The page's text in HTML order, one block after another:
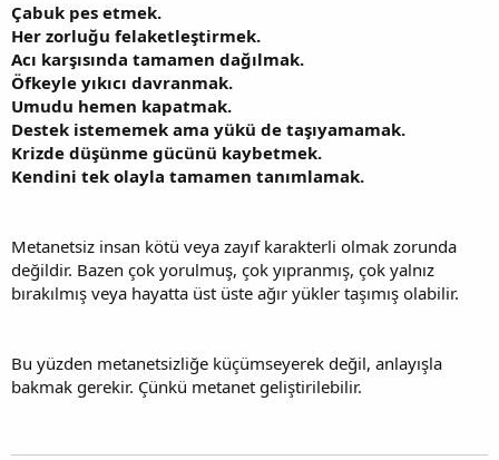
Çabuk pes etmek.
Her zorluğu felaketleştirmek.
Acı karşısında tamamen dağılmak.
Öfkeyle yıkıcı davranmak.
Umudu hemen kapatmak.
Destek istememek ama yükü de taşıyamamak.
Krizde düşünme gücünü kaybetmek.
Kendini tek olayla tamamen tanımlamak.
Metanetsiz insan kötü veya zayıf karakterli olmak zorunda
değildir. Bazen çok yorulmuş, çok yıpranmış, çok yalnız
bırakılmış veya hayatta üst üste ağır yükler taşımış olabilir.
Bu yüzden metanetsizliğe küçümseyerek değil, anlayışla
bakmak gerekir. Çünkü metanet geliştirilebilir.